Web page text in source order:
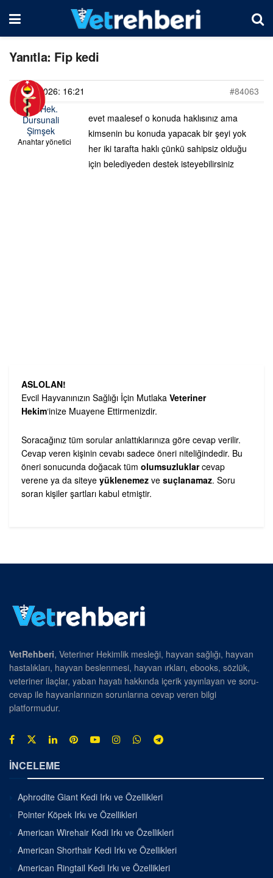
Yanıtla: Fip kedi
28/06/2026: 16:21
#84063
Vet. Hek.
Dursunali
Şimşek
Anahtar yönetici
evet maalesef o konuda haklısınız ama
kimsenin bu konuda yapacak bir şeyi yok
her iki tarafta haklı çünkü sahipsiz olduğu
için belediyeden destek isteyebilirsiniz
ASLOLAN!
Evcil Hayvanınızın Sağlığı İçin Mutlaka Veteriner
Hekim‘inize Muayene Ettirmenizdir.
Soracağınız tüm sorular anlattıklarınıza göre cevap verilir.
Cevap veren kişinin cevabı sadece öneri niteliğindedir. Bu
öneri sonucunda doğacak tüm olumsuzluklarcevap
verene ya da siteye yüklenemez ve suçlanamaz. Soru
soran kişiler şartları kabul etmiştir.
VetRehberi, Veteriner Hekimlik mesleği, hayvan sağlığı, hayvan
hastalıkları, hayvan beslenmesi, hayvan ırkları, ebooks, sözlük,
veteriner ilaçlar, yaban hayatı hakkında içerik yayınlayan ve soru-
cevap ile hayvanlarınızın sorunlarına cevap veren bilgi
platformudur.
İNCELEME
Aphrodite Giant Kedi Irkı ve Özellikleri
Pointer Köpek Irkı ve Özellikleri
American Wirehair Kedi Irkı ve Özellikleri
American Shorthair Kedi Irkı ve Özellikleri
American Ringtail Kedi Irkı ve Özellikleri